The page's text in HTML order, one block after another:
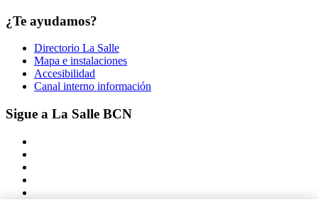
¿Te ayudamos?
Directorio La Salle
Mapa e instalaciones
Accesibilidad
Canal interno información
Sigue a La Salle BCN